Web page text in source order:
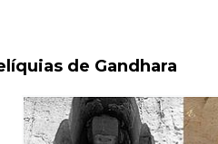
de Gandhara